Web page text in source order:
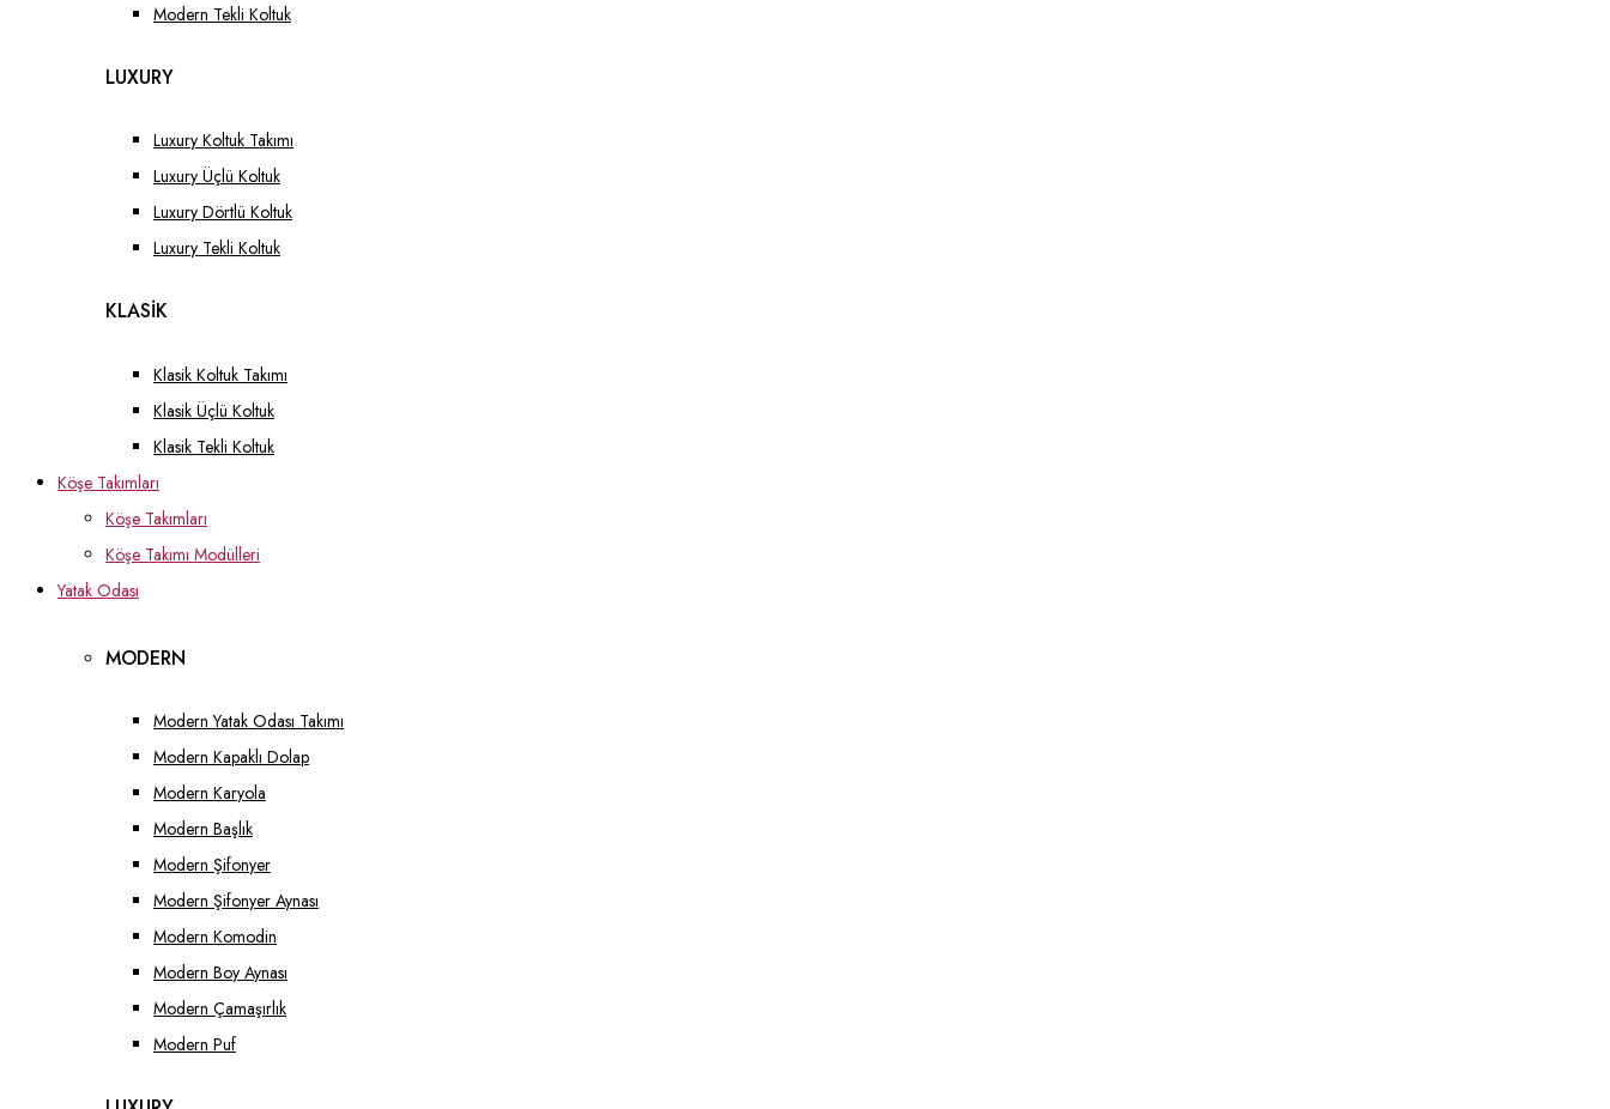
Modern Tekli Koltuk
LUXURY
Luxury Koltuk Takımı
Luxury Üçlü Koltuk
Luxury Dörtlü Koltuk
Luxury Tekli Koltuk
KLASİK
Klasik Koltuk Takımı
Klasik Üçlü Koltuk
Klasik Tekli Koltuk
Köşe Takımları
Köşe Takımları
Köşe Takımı Modülleri
Yatak Odası
MODERN
Modern Yatak Odası Takımı
Modern Kapaklı Dolap
Modern Karyola
Modern Başlık
Modern Şifonyer
Modern Şifonyer Aynası
Modern Komodin
Modern Boy Aynası
Modern Çamaşırlık
Modern Puf